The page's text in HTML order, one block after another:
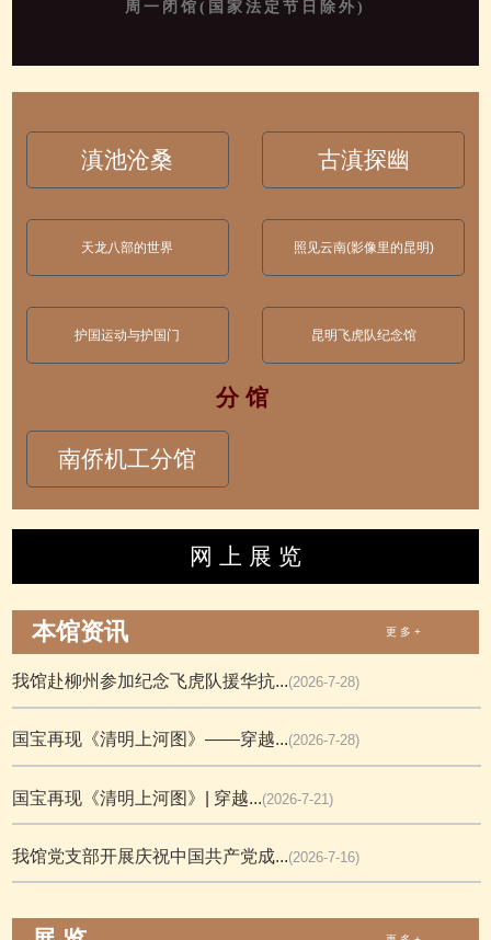
周一闭馆(国家法定节日除外)
滇池沧桑 古滇探幽
天龙八部的世界 照见云南(影像里的昆明)
护国运动与护国门 昆明飞虎队纪念馆
分 馆
南侨机工分馆
网 上 展 览
本馆资讯 更 多 +
我馆赴柳州参加纪念飞虎队援华抗...(2026-7-28)
国宝再现《清明上河图》——穿越...(2026-7-28)
国宝再现《清明上河图》| 穿越...(2026-7-21)
我馆党支部开展庆祝中国共产党成...(2026-7-16)